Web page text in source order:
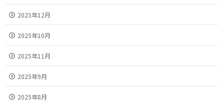
2025年12月
2025年10月
2025年11月
2025年9月
2025年8月